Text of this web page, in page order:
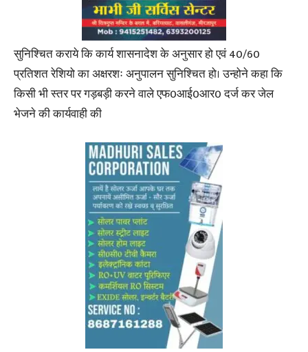
सुनिश्चित कराये कि कार्य शासनादेश के अनुसार हो एवं 40/60
प्रतिशत रेशियो का अक्षरशः अनुपालन सुनिश्चित हो। उन्होने कहा कि
किसी भी स्तर पर गड़बड़ी करने वाले एफ0आई0आर0 दर्ज कर जेल
भेजने की कार्यवाही की